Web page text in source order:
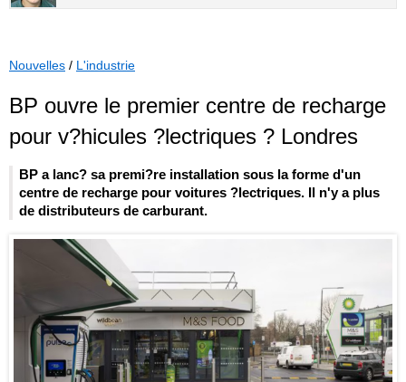
Nouvelles / L'industrie
BP ouvre le premier centre de recharge
pour v?hicules ?lectriques ? Londres
BP a lanc? sa premi?re installation sous la forme d'un
centre de recharge pour voitures ?lectriques. Il n'y a plus
de distributeurs de carburant.